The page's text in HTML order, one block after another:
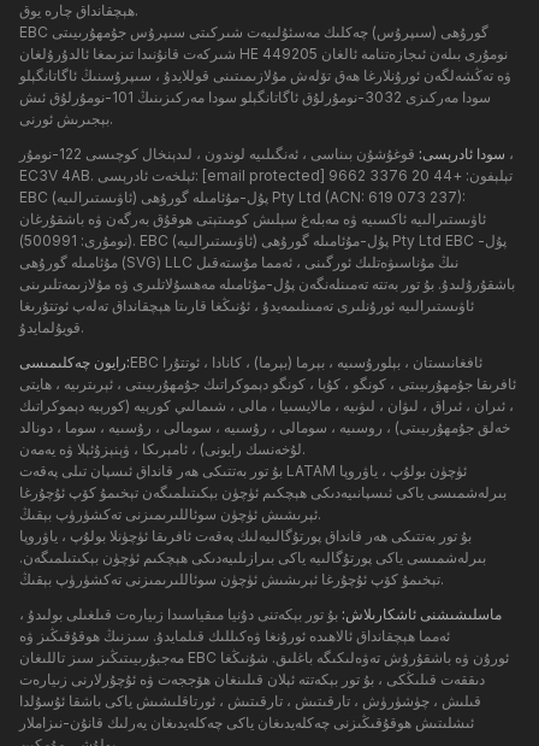
ھېچقانداق چارە يوق.
EBC گورۇھى (سىپرۇس) چەكلىك مەسئۇلىيەت شىركىتى سىپرۇس جۇمھۇرىيىتى
شىركەت قانۇنىدا تىزىمغا ئالدۇرۇلغان HE 449205 نومۇرى بىلەن ئىجازەتنامە ئالغان
ۋە تەڭشەلگەن ئورۇنلارغا ھەق تۆلەش مۇلازىمىتىنى قوللايدۇ ، سىپرۇسنىڭ ئاگاتانگېلو
سودا مەركىزى 3032-نومۇرلۇق ئاگاتانگېلو سودا مەركىزىنىڭ 101-نومۇرلۇق ئىش
بېجىرىش ئورنى.
سودا ئادرېسى:
قوغۇشۇن بىناسى ، ئەنگىلىيە لوندون ، لىدېنخال كوچىسى 122-نومۇر ،
EC3V 4AB. ئېلخەت ئادرېسى: [email protected]
EBC پۇل-مۇئامىلە گورۇھى (ئاۋىستىرالىيە) Pty Ltd (ACN: 619 073 237):
ئاۋىستىرالىيە ئاكسىيە ۋە مەبلەغ سېلىش كومىتېتى ھوقۇق بەرگەن ۋە باشقۇرغان
(نومۇرى: 500991). EBC پۇل-مۇئامىلە گورۇھى (ئاۋىستىرالىيە) Pty Ltd EBC پۇل-
مۇئامىلە گورۇھى (SVG) LLC نىڭ مۇناسىۋەتلىك ئورگىنى ، ئەمما مۇستەقىل
باشقۇرۇلىدۇ. بۇ تور بەتتە تەمىنلەنگەن پۇل-مۇئامىلە مەھسۇلاتلىرى ۋە مۇلازىمەتلىرىنى
ئاۋىستىرالىيە ئورۇنلىرى تەمىنلىمەيدۇ ، ئۇنىڭغا قارىتا ھېچقانداق تەلەپ ئوتتۇرىغا
قويۇلمايدۇ.
رايون چەكلىمىسى:EBC ئافغانىستان ، بېلورۇسىيە ، بېرما (بېرما) ، كانادا ، ئوتتۇرا
ئافرىقا جۇمھۇرىيىتى ، كونگو ، كۇبا ، كونگو دېموكراتىك جۇمھۇرىيىتى ، ئېرىترىيە ، ھايتى
، ئىران ، ئىراق ، لىۋان ، لىۋىيە ، مالايسىيا ، مالى ، شىمالىي كورېيە (كورېيە دېموكراتىك
خەلق جۇمھۇرىيىتى) ، روسىيە ، سومالى ، رۇسىيە ، سومالى ، رۇسىيە ، سوما ، دونالد
لۇخەنسك رايونى) ، ئامېرىكا ، ۋېنېزۇئېلا ۋە يەمەن.
بۇ تور بەتتىكى ھەر قانداق ئىسپان تىلى پەقەت LATAM ئۈچۈن بولۇپ ، ياۋروپا
بىرلەشمىسى ياكى ئىسپانىيەدىكى ھېچكىم ئۈچۈن بېكىتىلمىگەن تېخىمۇ كۆپ ئۇچۇرغا
ئېرىشىش ئۈچۈن سوئاللىرىمىزنى تەكشۈرۈپ بېقىڭ.
بۇ تور بەتتىكى ھەر قانداق پورتۇگالىيەلىك پەقەت ئافرىقا ئۈچۈنلا بولۇپ ، ياۋروپا
بىرلەشمىسى ياكى پورتۇگالىيە ياكى بىرازىلىيەدىكى ھېچكىم ئۈچۈن بېكىتىلمىگەن.
تېخىمۇ كۆپ ئۇچۇرغا ئېرىشىش ئۈچۈن سوئاللىرىمىزنى تەكشۈرۈپ بېقىڭ.
ماسلىشىشنى ئاشكارىلاش: بۇ تور بېكەتنى دۇنيا مىقياسىدا زىيارەت قىلغىلى بولىدۇ ،
ئەمما ھېچقانداق ئالاھىدە ئورۇنغا ۋەكىللىك قىلمايدۇ. سىزنىڭ ھوقۇقىڭىز ۋە
مەجبۇرىيىتىڭىز سىز تاللىغان EBC ئورۇن ۋە باشقۇرۇش تەۋەلىكىگە باغلىق. شۇنىڭغا
دىققەت قىلىڭكى ، بۇ تور بېكەتتە ئېلان قىلىنغان ھۆججەت ۋە ئۇچۇرلارنى زىيارەت
قىلىش ، چۈشۈرۈش ، تارقىتىش ، تارقىتىش ، ئورتاقلىشىش ياكى باشقا ئۇسۇلدا
ئىشلىتىش ھوقۇقىڭىزنى چەكلەيدىغان ياكى چەكلەيدىغان يەرلىك قانۇن-نىزاملار